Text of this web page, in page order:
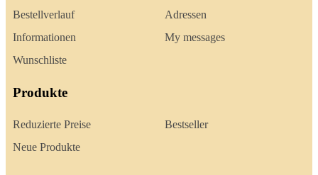
Bestellverlauf
Informationen
Wunschliste
Adressen
My messages
Produkte
Reduzierte Preise
Neue Produkte
Bestseller